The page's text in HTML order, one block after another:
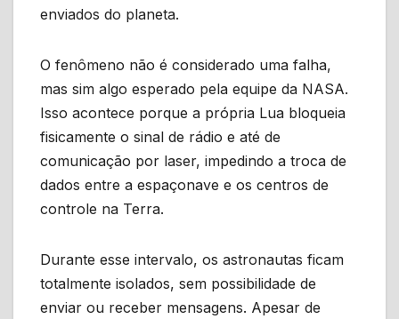
enviados do planeta.
O fenômeno não é considerado uma falha,
mas sim algo esperado pela equipe da NASA.
Isso acontece porque a própria Lua bloqueia
fisicamente o sinal de rádio e até de
comunicação por laser, impedindo a troca de
dados entre a espaçonave e os centros de
controle na Terra.
Durante esse intervalo, os astronautas ficam
totalmente isolados, sem possibilidade de
enviar ou receber mensagens. Apesar de